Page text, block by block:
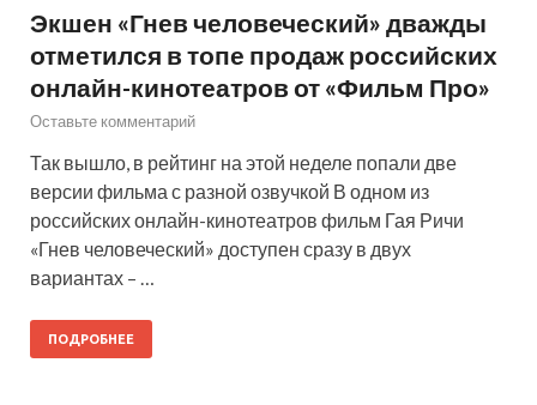
Экшен «Гнев человеческий» дважды
отметился в топе продаж российских
онлайн-кинотеатров от «Фильм Про»
Оставьте комментарий
Так вышло, в рейтинг на этой неделе попали две
версии фильма с разной озвучкой В одном из
российских онлайн-кинотеатров фильм Гая Ричи
«Гнев человеческий» доступен сразу в двух
вариантах – …
ПОДРОБНЕЕ